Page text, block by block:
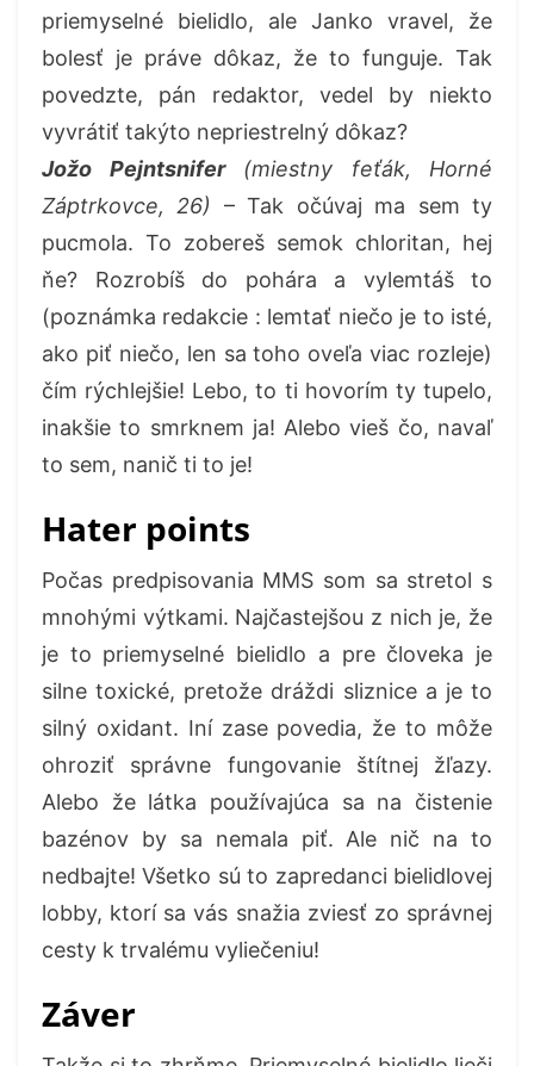
priemyselné bielidlo, ale Janko vravel, že
bolesť je práve dôkaz, že to funguje. Tak
povedzte, pán redaktor, vedel by niekto
vyvrátiť takýto nepriestrelný dôkaz?
Jožo Pejntsnifer(miestny feťák, Horné
Záptrkovce, 26)
– Tak očúvaj ma sem ty
pucmola. To zobereš semok chloritan, hej
ňe? Rozrobíš do pohára a vylemtáš to
(poznámka redakcie : lemtať niečo je to isté,
ako piť niečo, len sa toho oveľa viac rozleje)
čím rýchlejšie! Lebo, to ti hovorím ty tupelo,
inakšie to smrknem ja! Alebo vieš čo, navaľ
to sem, nanič ti to je!
Hater points
Počas predpisovania MMS som sa stretol s
mnohými výtkami. Najčastejšou z nich je, že
je to priemyselné bielidlo a pre človeka je
silne toxické, pretože dráždi sliznice a je to
silný oxidant. Iní zase povedia, že to môže
ohroziť správne fungovanie štítnej žľazy.
Alebo že látka používajúca sa na čistenie
bazénov by sa nemala piť. Ale nič na to
nedbajte! Všetko sú to zapredanci bielidlovej
lobby, ktorí sa vás snažia zviesť zo správnej
cesty k trvalému vyliečeniu!
Záver